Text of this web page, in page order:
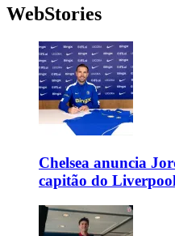
WebStories
Chelsea anuncia
capitão do Liverpool